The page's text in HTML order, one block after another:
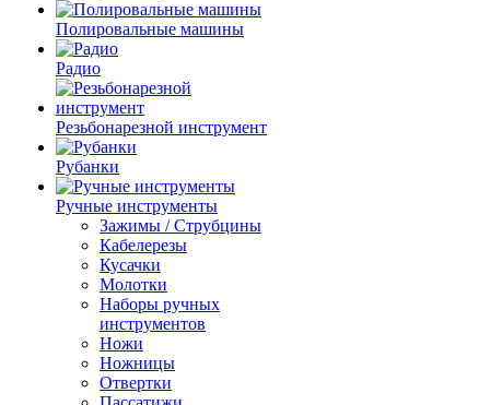
Полировальные машины
Радио
Резьбонарезной инструмент
Рубанки
Ручные инструменты
Зажимы / Струбцины
Кабелерезы
Кусачки
Молотки
Наборы ручных
инструментов
Ножи
Ножницы
Отвертки